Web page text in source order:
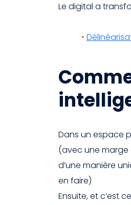
Le digital a
Dans un espace
(avec une marge
d’une manière
en faire)
Ensuite, et c’est